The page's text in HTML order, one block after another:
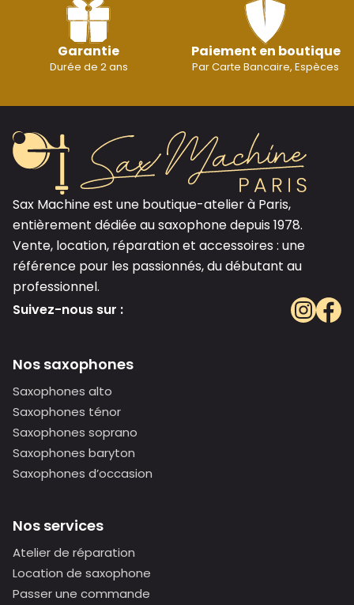
Garantie
Durée de 2 ans
Paiement en boutique
Par Carte Bancaire, Espèces
Sax Machine est une boutique-atelier à Paris,
entièrement dédiée au saxophone depuis 1978.
Vente, location, réparation et accessoires : une
référence pour les passionnés, du débutant au
professionnel.
Suivez-nous sur :
Nos saxophones
Saxophones alto
Saxophones ténor
Saxophones soprano
Saxophones baryton
Saxophones d’occasion
Nos services
Atelier de réparation
Location de saxophone
Passer une commande